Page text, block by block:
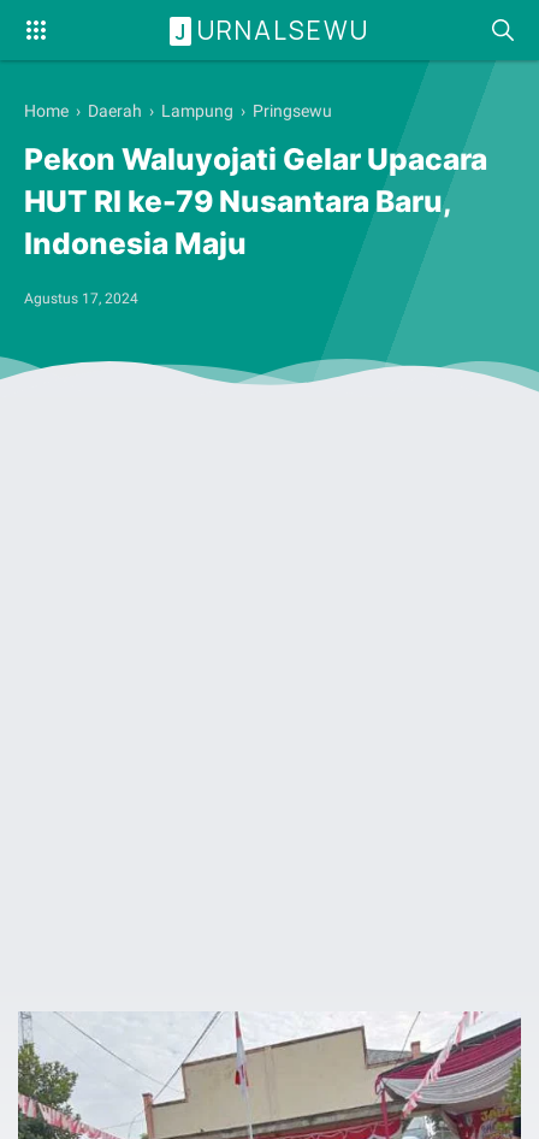
J URNALSEWU
Home › Daerah › Lampung › Pringsewu
Pekon Waluyojati Gelar Upacara
HUT RI ke-79 Nusantara Baru,
Indonesia Maju
Agustus 17, 2024